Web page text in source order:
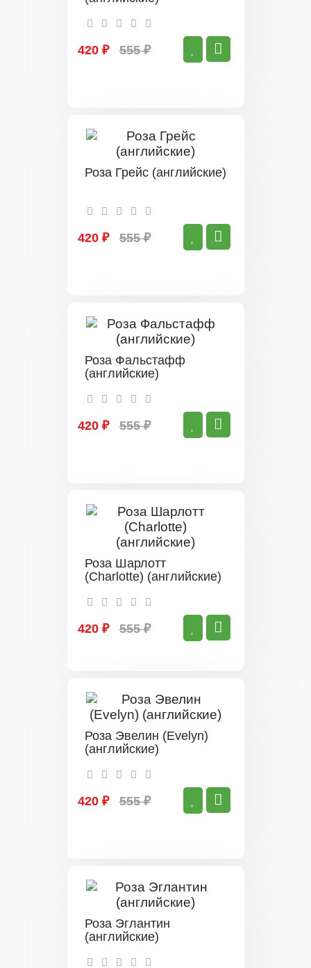
420 ₽ 555 ₽
Роза Грейс (английские)
420 ₽ 555 ₽
Роза Фальстафф
(английские)
420 ₽ 555 ₽
Роза Шарлотт
(Charlotte) (английские)
420 ₽ 555 ₽
Роза Эвелин (Evelyn)
(английские)
420 ₽ 555 ₽
Роза Эглантин
(английские)